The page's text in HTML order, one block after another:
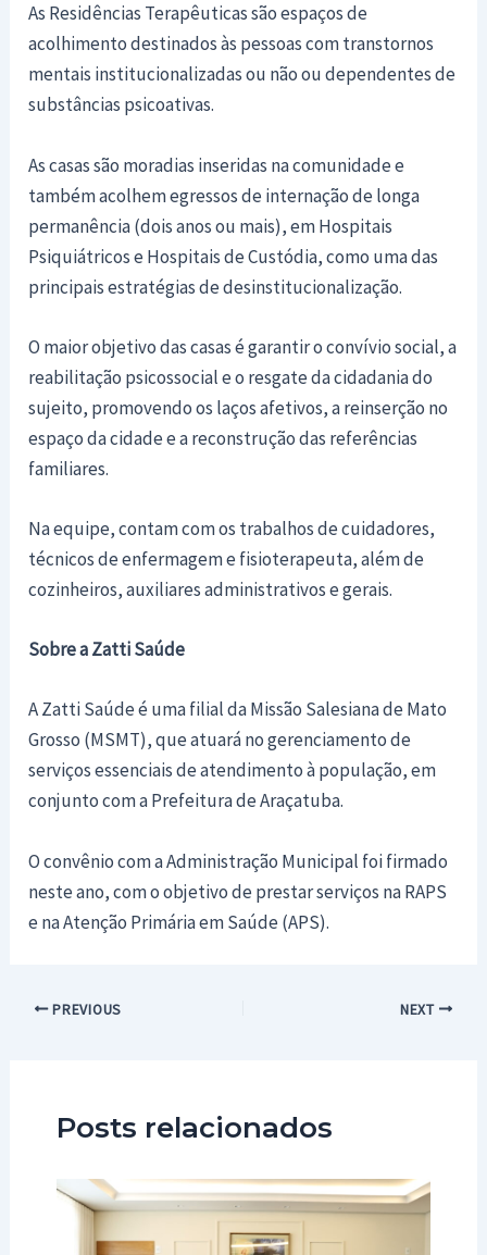
As Residências Terapêuticas são espaços de
acolhimento destinados às pessoas com transtornos
mentais institucionalizadas ou não ou dependentes de
substâncias psicoativas.
As casas são moradias inseridas na comunidade e
também acolhem egressos de internação de longa
permanência (dois anos ou mais), em Hospitais
Psiquiátricos e Hospitais de Custódia, como uma das
principais estratégias de desinstitucionalização.
O maior objetivo das casas é garantir o convívio social, a
reabilitação psicossocial e o resgate da cidadania do
sujeito, promovendo os laços afetivos, a reinserção no
espaço da cidade e a reconstrução das referências
familiares.
Na equipe, contam com os trabalhos de cuidadores,
técnicos de enfermagem e fisioterapeuta, além de
cozinheiros, auxiliares administrativos e gerais.
Sobre a Zatti Saúde
A Zatti Saúde é uma filial da Missão Salesiana de Mato
Grosso (MSMT), que atuará no gerenciamento de
serviços essenciais de atendimento à população, em
conjunto com a Prefeitura de Araçatuba.
O convênio com a Administração Municipal foi firmado
neste ano, com o objetivo de prestar serviços na RAPS
e na Atenção Primária em Saúde (APS).
Post PREVIOUS NEXT
Posts relacionados